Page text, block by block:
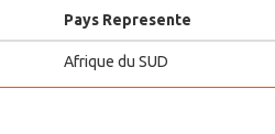
Pays Represente
Afrique du SUD